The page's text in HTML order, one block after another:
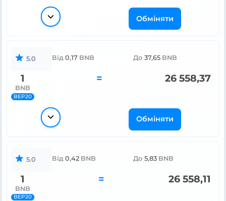
Обміняти
5.0 Від 0,17 BNB До 37,65 BNB
1
BNB
BEP20
= 26 558,37
Обміняти
5.0 Від 0,42 BNB До 5,83 BNB
1
BNB
BEP20
= 26 558,11